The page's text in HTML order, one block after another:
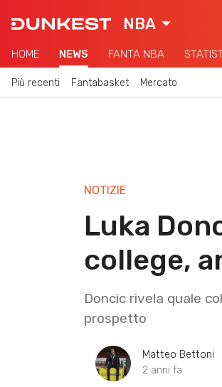
NBA
HOME NEWS FANTA NBA
Più recenti Fantabasket Mercato
NOTIZIE
Luka
college,
Doncic rivela quale
prospetto
Matteo Bettoni
2 anni fa